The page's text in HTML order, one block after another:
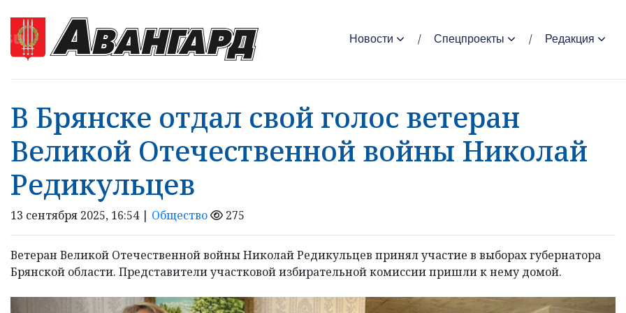
Новости Спецпроекты Редакция
В Брянске отдал свой голос ветеран
Великой Отечественной войны Николай
Редикульцев
13 сентября 2025, 16:54 | Общество 275
Ветеран Великой Отечественной войны Николай Редикульцев принял участие в выборах губернатора
Брянской области. Представители участковой избирательной комиссии пришли к нему домой.